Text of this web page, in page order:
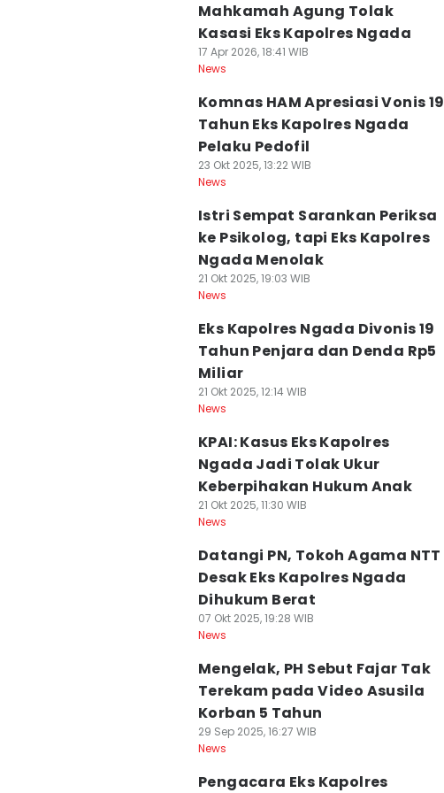
Mahkamah Agung Tolak
Kasasi Eks Kapolres Ngada
17 Apr 2026, 18:41 WIB
News
Komnas HAM Apresiasi Vonis 19
Tahun Eks Kapolres Ngada
Pelaku Pedofil
23 Okt 2025, 13:22 WIB
News
Istri Sempat Sarankan Periksa
ke Psikolog, tapi Eks Kapolres
Ngada Menolak
21 Okt 2025, 19:03 WIB
News
Eks Kapolres Ngada Divonis 19
Tahun Penjara dan Denda Rp5
Miliar
21 Okt 2025, 12:14 WIB
News
KPAI: Kasus Eks Kapolres
Ngada Jadi Tolak Ukur
Keberpihakan Hukum Anak
21 Okt 2025, 11:30 WIB
News
Datangi PN, Tokoh Agama NTT
Desak Eks Kapolres Ngada
Dihukum Berat
07 Okt 2025, 19:28 WIB
News
Mengelak, PH Sebut Fajar Tak
Terekam pada Video Asusila
Korban 5 Tahun
29 Sep 2025, 16:27 WIB
News
Pengacara Eks Kapolres